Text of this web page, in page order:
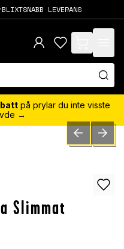
BLIXTSNABB LEVERANS
items in cart,
på prylar du inte visste
→
PREVIOUSNEXT
Slimmat